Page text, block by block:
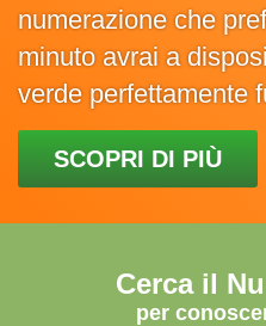
numerazione che
minuto avrai a
verde perfettamente
SCOPRI DI PIÙ
Cerca il
per